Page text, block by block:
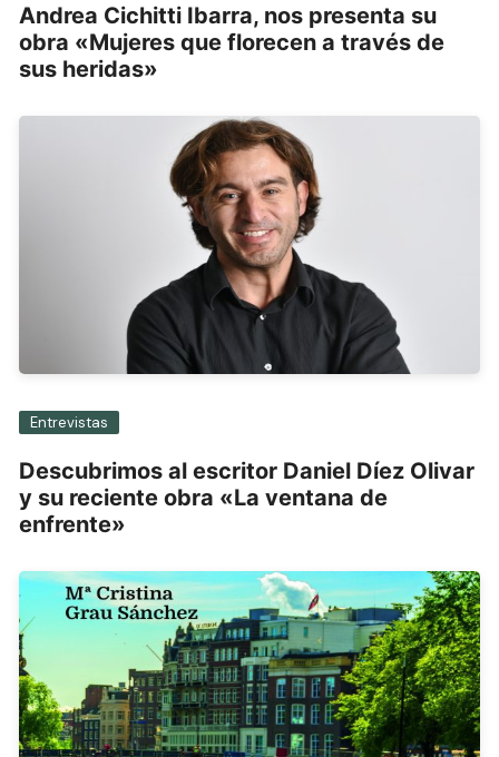
Andrea Cichitti Ibarra, nos presenta su
obra «Mujeres que florecen a través de
sus heridas»
Entrevistas
Descubrimos al escritor Daniel Díez Olivar
y su reciente obra «La ventana de
enfrente»